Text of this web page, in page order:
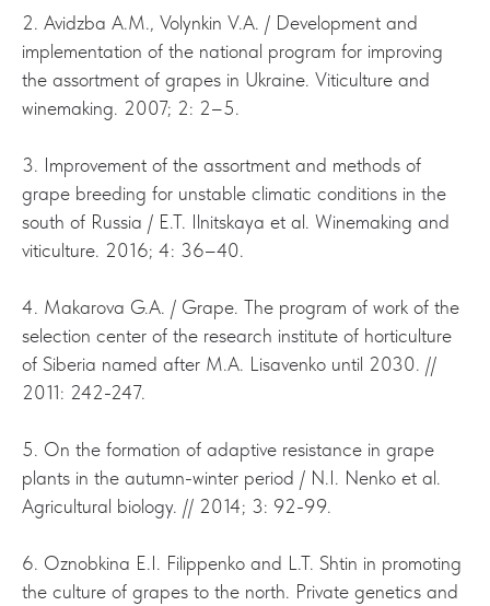
2. Avidzba A.M., Volynkin V.A. / Development and
implementation of the national program for improving
the assortment of grapes in Ukraine. Viticulture and
winemaking. 2007; 2: 2–5.
3. Improvement of the assortment and methods of
grape breeding for unstable climatic conditions in the
south of Russia / E.T. Ilnitskaya et al. Winemaking and
viticulture. 2016; 4: 36–40.
4. Makarova G.A. / Grape. The program of work of the
selection center of the research institute of horticulture
of Siberia named after M.A. Lisavenko until 2030. //
2011: 242-247.
5. On the formation of adaptive resistance in grape
plants in the autumn-winter period / N.I. Nenko et al.
Agricultural biology. // 2014; 3: 92-99.
6. Oznobkina E.I. Filippenko and L.T. Shtin in promoting
the culture of grapes to the north. Private genetics and